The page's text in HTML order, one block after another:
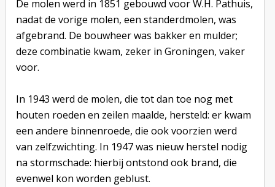
De molen werd in 1851 gebouwd voor W.H. Pathuis,
nadat de vorige molen, een standerdmolen, was
afgebrand. De bouwheer was bakker en mulder;
deze combinatie kwam, zeker in Groningen, vaker
voor.
In 1943 werd de molen, die tot dan toe nog met
houten roeden en zeilen maalde, hersteld: er kwam
een andere binnenroede, die ook voorzien werd
van zelfzwichting. In 1947 was nieuw herstel nodig
na stormschade: hierbij ontstond ook brand, die
evenwel kon worden geblust.